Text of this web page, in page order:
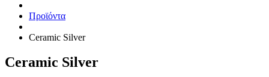
Προϊόντα
Ceramic Silver
Ceramic Silver